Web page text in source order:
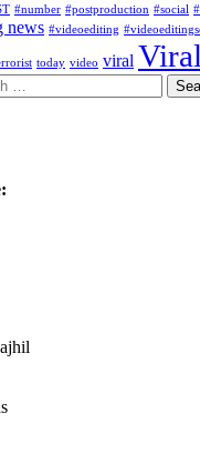
#number #postproduction #social
news #videoediting
today video viral